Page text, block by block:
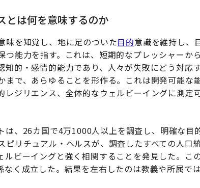
とは何を意味するのか
味を知覚し、地に足のついた目的意識を維持し、
能力を指す。これは、短期的なプレッシャーか
的・感情的能力であり、人々が失敗にどう対応
で、あらゆることを形作る。これは開発可能な
レジリエンス、全体的なウェルビーイングに測定
は、26カ国で4万1000人以上を調査し、明確な目
リチュアル・ヘルスが、調査したすべての人口
ビーイングと強く相関することを発見した。この
く成立した。結果を左右したのは教義や所属で